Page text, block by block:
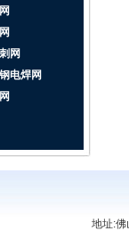
网
电焊网
地址: